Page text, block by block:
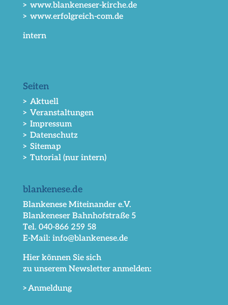
> www.blankeneser-kirche.de
> www.erfolgreich-com.de
intern
Seiten
> Aktuell
> Veranstaltungen
> Impressum
> Datenschutz
> Sitemap
> Tutorial (nur intern)
blankenese.de
Blankenese Miteinander e.V.
Blankeneser Bahnhofstraße 5
Tel. 040-866 259 58
E-Mail: info@blankenese.de
Hier können Sie sich
zu unserem Newsletter anmelden:
>Anmeldung